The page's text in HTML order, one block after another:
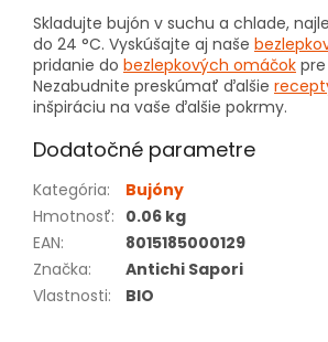
Skladujte bujón v suchu a chlade,
do 24 °C. Vyskúšajte aj naše
pridanie do bezlepkových omáčok
Nezabudnite preskúmať ďalšie
inšpiráciu na vaše ďalšie pokrmy.
Dodatočné parametre
Kategória:
Bujóny
Hmotnosť: 0.06 kg
EAN:
8015185000129
Značka:
Antichi Sapori
Vlastnosti: BIO